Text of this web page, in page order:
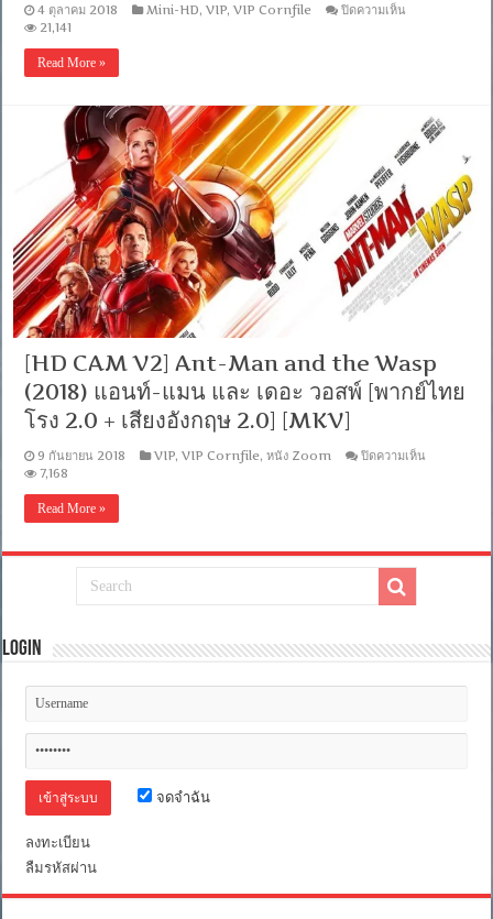
+
[MASTER]
[MKV]
[ONE2UP]
4 ตุลาคม 2018 Mini-HD,VIP,VIP Cornfile ปิดความเห็น
the
Wasp
(2018)
แอ
นท์-
แมน
และ
เดอะ
วอ
สพ์
+
บรรยาย
ไทย]
21,141
Read More »
[HD CAM V2] Ant-Man and the Wasp
(2018) แอนท์-แมน และ เดอะ วอสพ์ [พากย์ไทย
โรง 2.0 + เสียงอังกฤษ 2.0] [MKV]
9 กันยายน 2018 VIP,VIP Cornfile,หนัง Zoom ปิดความเห็นบน
and
แมน
สพ์
[MKV]
7,168
Read More »
Login
จดจำฉัน
ลงทะเบียน
ลืมรหัสผ่าน